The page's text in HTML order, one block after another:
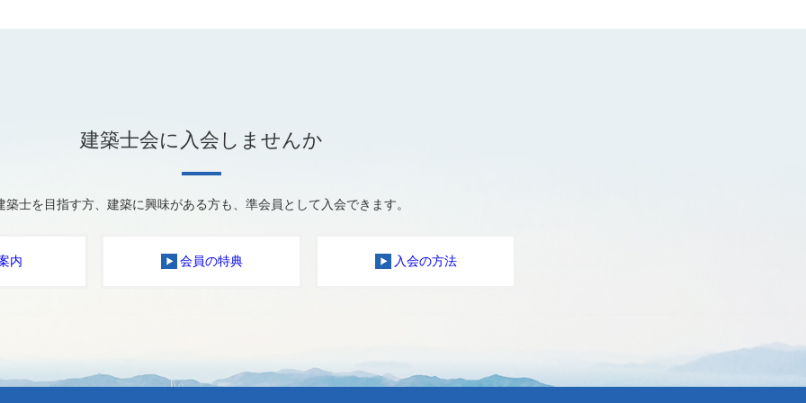
建築士会に入会しませんか
築士を目指す方、建築に興味がある方も、準会員として入会できます。
内 会員の特典 入会の方法